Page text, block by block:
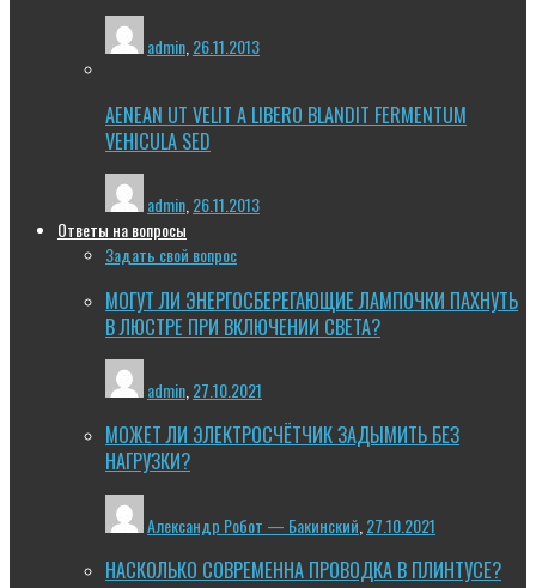
admin,26.11.2013
AENEAN UT VELIT A LIBERO BLANDIT FERMENTUM
VEHICULA SED
admin 26.11.2013
Ответы на вопросы
Задать свой вопрос
МОГУТ ЛИ ЭНЕРГОСБЕРЕГАЮЩИЕ ЛАМПОЧКИ ПАХНУТЬ
В ЛЮСТРЕ ПРИ ВКЛЮЧЕНИИ СВЕТА?
admin 27.10.2021
МОЖЕТ ЛИ ЭЛЕКТРОСЧЁТЧИК ЗАДЫМИТЬ БЕЗ
НАГРУЗКИ?
Александр Робот — Бакинский 27.10.2021
НАСКОЛЬКО СОВРЕМЕННА ПРОВОДКА В ПЛИНТУСЕ?